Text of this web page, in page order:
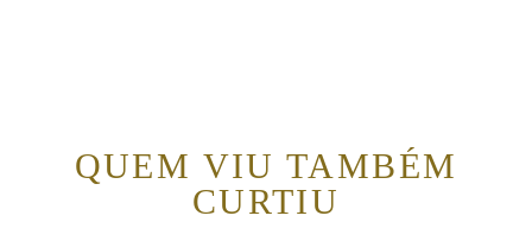
QUEM VIU TAMBÉM
CURTIU